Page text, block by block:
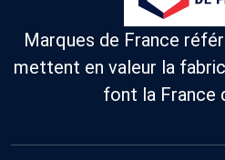
Marques de France
mettent en valeur la
font la France